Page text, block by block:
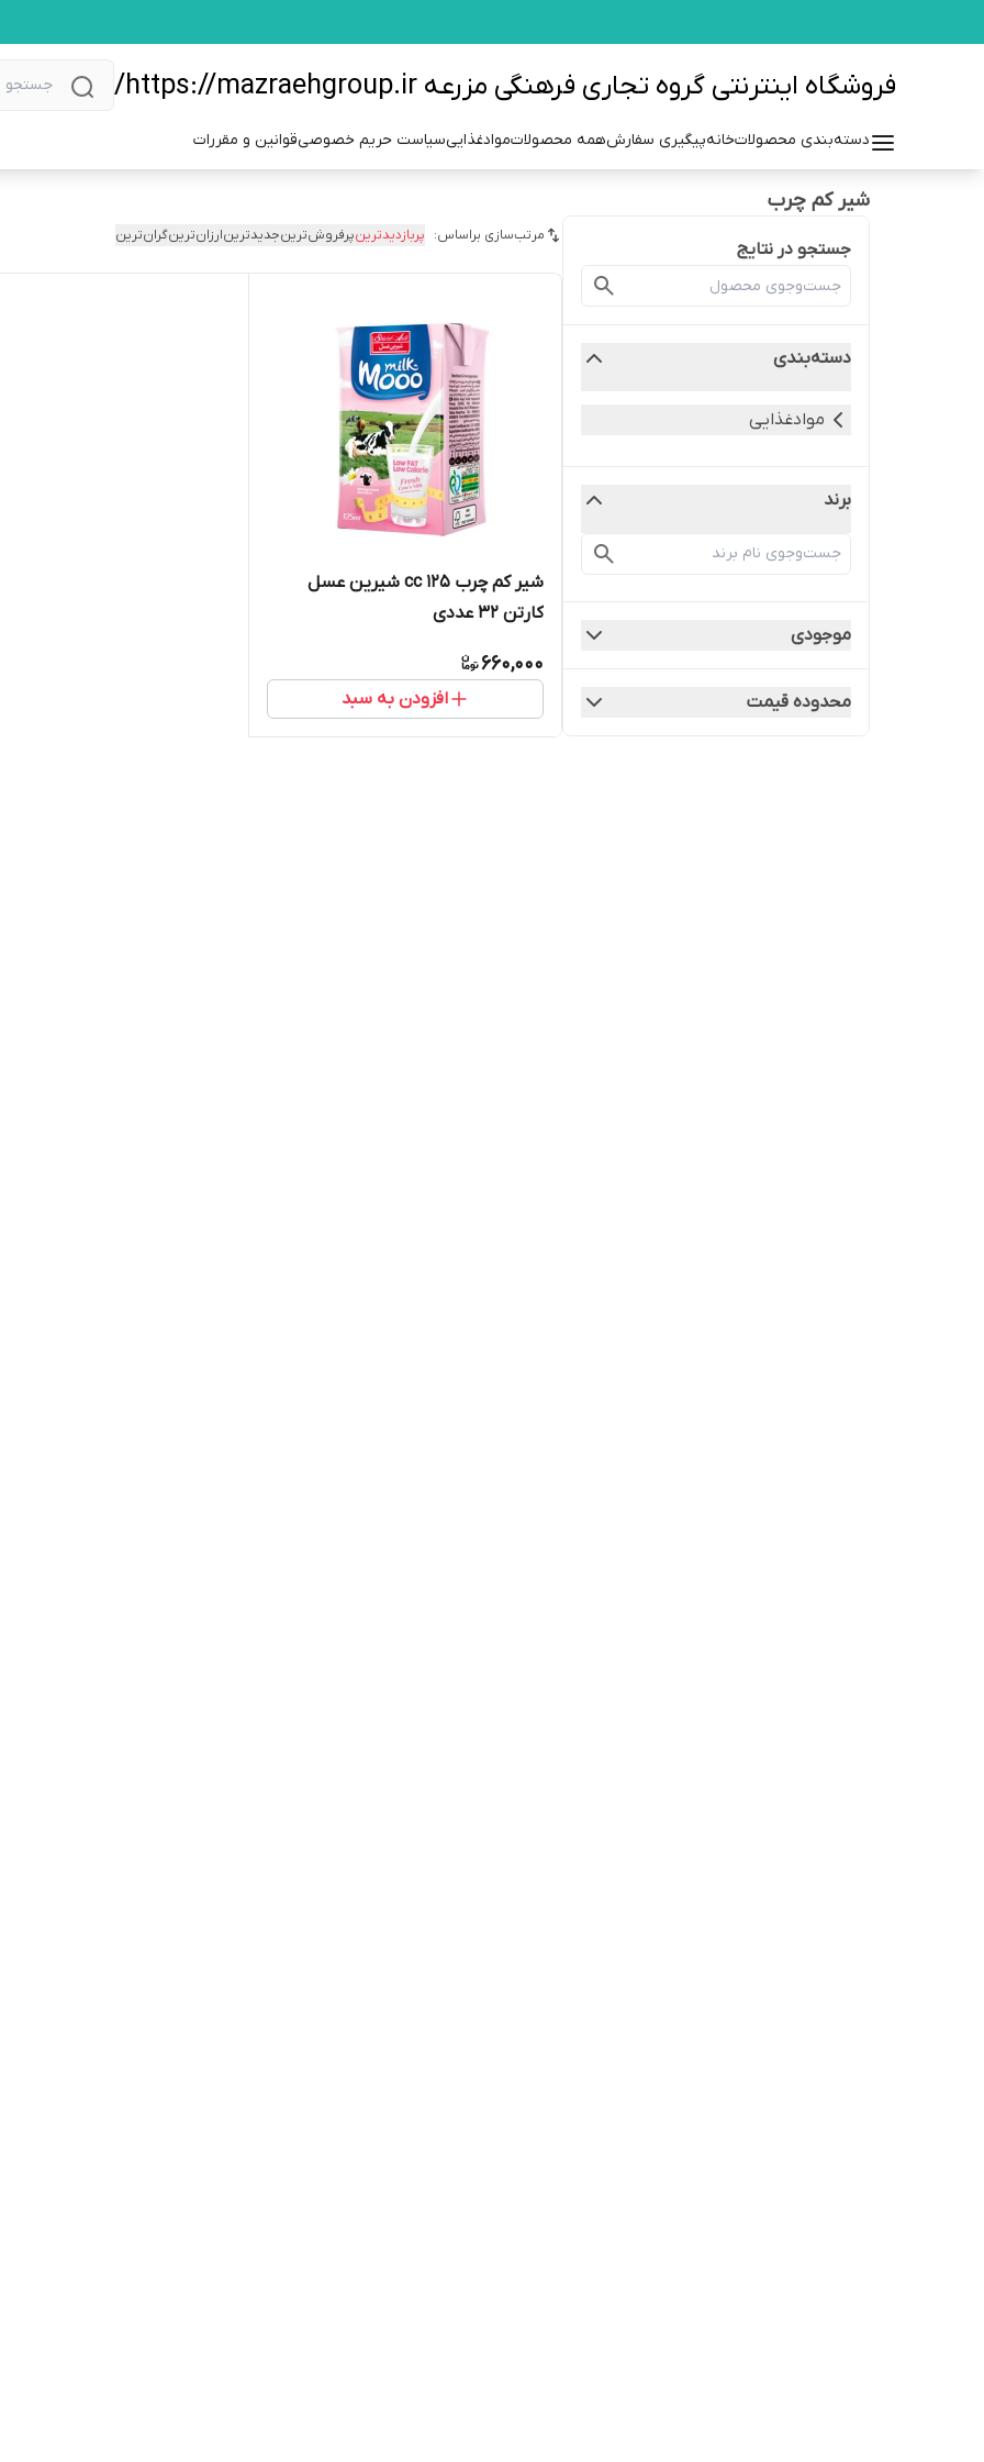
فروشگاه اینترنتی گروه تجاری فرهنگی مزرعه https://mazraehgroup.ir/
دسته‌بندی محصولاتخانهپیگیری سفارشهمه محصولاتموادغذاییسیاست حریم خصوصیقوانین و مقررات
شیر کم چرب
جستجو در نتایج
دسته‌بندی
موادغذایی
برند
موجودی
محدوده قیمت
مرتب‌سازی براساس: پربازدیدترینپرفروش‌ترینجدیدترینارزان‌ترینگران‌ترین
شیر کم چرب 125 cc شیرین عسل
کارتن 32 عددی
660,000
افزودن به سبد